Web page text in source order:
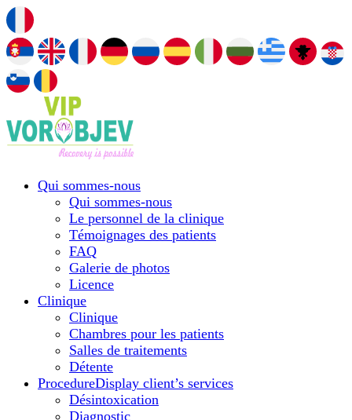
Qui sommes-nous
Qui sommes-nous
Le personnel de la clinique
Témoignages des patients
FAQ
Galerie de photos
Licence
Сlinique
Сlinique
Chambres pour les patients
Salles de traitements
Détente
ProcedureDisplay client’s services
Désintoxication
Diagnostic